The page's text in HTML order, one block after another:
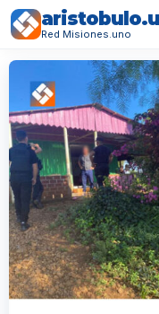
Red Misiones.uno